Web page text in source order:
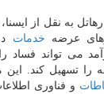
به نقل از
عرضه خدمات
می تواند
را تسهیل كند.
و فناوری